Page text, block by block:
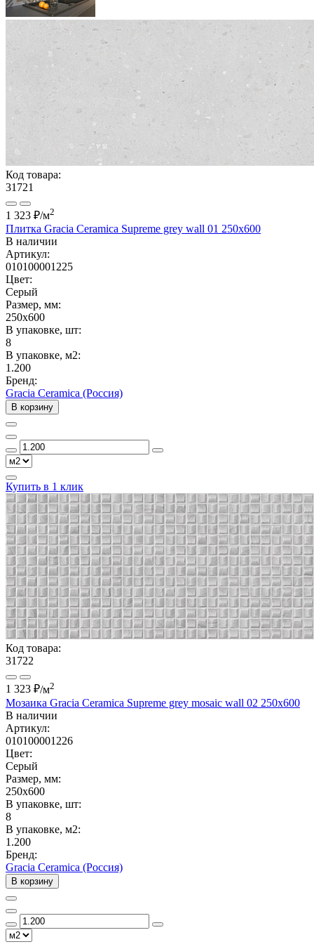
Код товара:
31721
1 323 ₽/м2
Плитка Gracia Ceramica Supreme grey wall 01 250х600
В наличии
Артикул:
010100001225
Цвет:
Серый
Размер, мм:
250x600
В упаковке, шт:
8
В упаковке, м2:
1.200
Бренд:
Gracia Ceramica (Россия)
В корзину
Купить в 1 клик
Код товара:
31722
1 323 ₽/м2
Мозаика Gracia Ceramica Supreme grey mosaic wall 02 250х600
В наличии
Артикул:
010100001226
Цвет:
Серый
Размер, мм:
250x600
В упаковке, шт:
8
В упаковке, м2:
1.200
Бренд:
Gracia Ceramica (Россия)
В корзину